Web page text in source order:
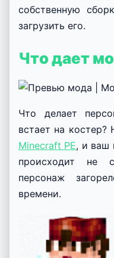
собственную
загрузить его.
Что дает
Что делает
встает на
Minecraft PE, и ваш
происходит не
персонаж
времени.